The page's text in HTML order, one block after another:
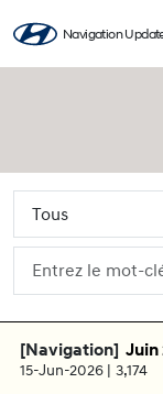
Navigation
Juin
15-Jun-2026 3,174